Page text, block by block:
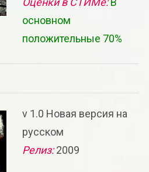
основном
положительные 70%
v 1.0 Новая версия на
русском
Релиз:2009